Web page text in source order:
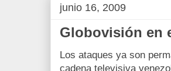
junio 16, 2009
Globovisión en
Los ataques ya son
cadena televisiva